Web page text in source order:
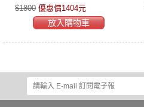
$1800 優惠價1404元
放入購物車